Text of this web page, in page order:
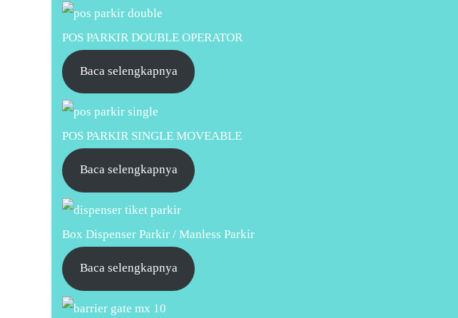
POS PARKIR DOUBLE OPERATOR
Baca selengkapnya
POS PARKIR SINGLE MOVEABLE
Baca selengkapnya
Box Dispenser Parkir / Manless Parkir
Baca selengkapnya